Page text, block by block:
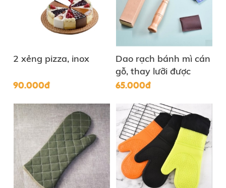
2 xẻng pizza, inox
90.000đ
Dao rạch bánh mì cán
gỗ, thay lưỡi được
65.000đ